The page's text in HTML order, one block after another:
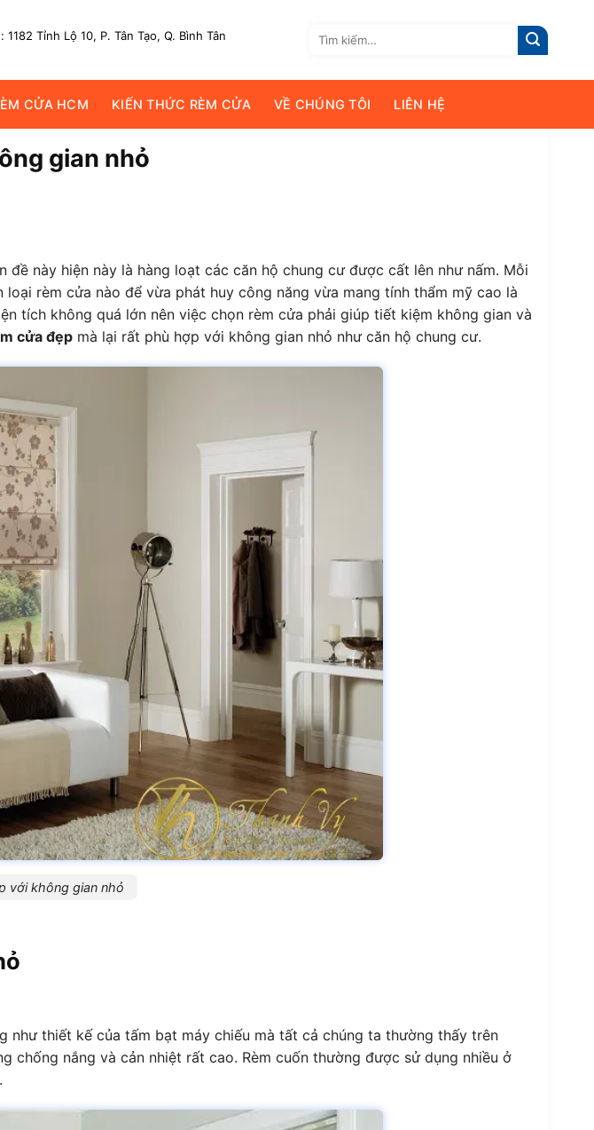
1182 Tỉnh Lộ 10, P. Tân Tạo, Q. Bình Tân
Tìm
CỬA HCM KIẾN THỨC RÈM CỬA VỀ CHÚNG TÔI LIÊN HỆ
gian nhỏ
này hiện này là hàng loạt các căn hộ chung cư được cất lên như nấm. Mỗi
rèm cửa nào để vừa phát huy công năng vừa mang tính thẩm mỹ cao là
tích không quá lớn nên việc chọn rèm cửa phải giúp tiết kiệm không gian và
cửa đẹp mà lại rất phù hợp với không gian nhỏ như căn hộ chung cư.
với không gian nhỏ
thiết kế của tấm bạt máy chiếu mà tất cả chúng ta thường thấy trên
chống nắng và cản nhiệt rất cao. Rèm cuốn thường được sử dụng nhiều ở